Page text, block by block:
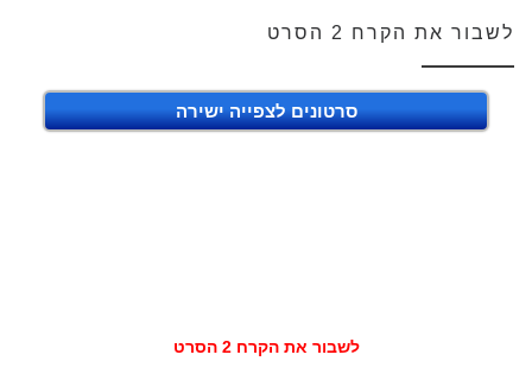
לשבור את הקרח 2 הסרט
סרטונים לצפייה ישירה
לשבור את הקרח 2 הסרט